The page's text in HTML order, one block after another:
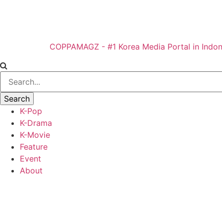
COPPAMAGZ - #1 Korea Media Portal in
K-Pop
K-Drama
K-Movie
Feature
Event
About